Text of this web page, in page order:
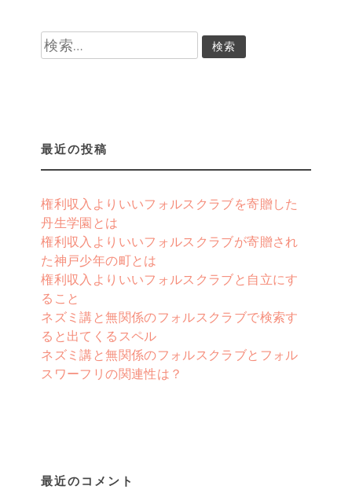
検
索:
最近の投稿
権利収入よりいいフォルスクラブを寄贈した
丹生学園とは
権利収入よりいいフォルスクラブが寄贈され
た神戸少年の町とは
権利収入よりいいフォルスクラブと自立にす
ること
ネズミ講と無関係のフォルスクラブで検索す
ると出てくるスペル
ネズミ講と無関係のフォルスクラブとフォル
スワーフリの関連性は？
最近のコメント